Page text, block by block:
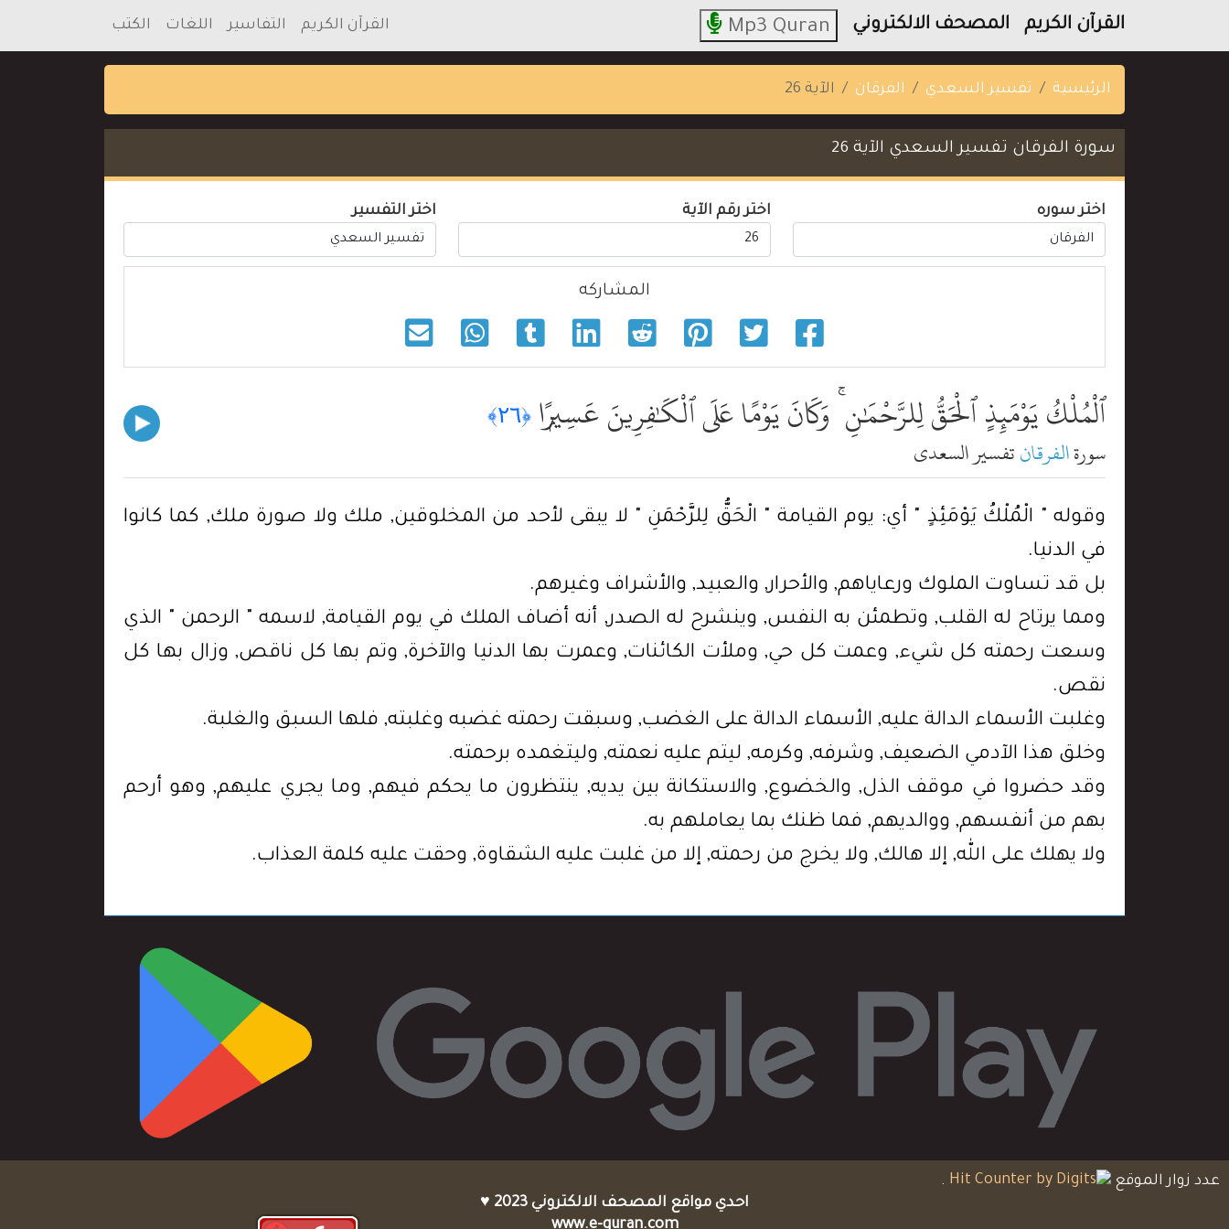
القرآن الكريم المصحف الالكتروني Mp3 Quran القرآن الكريم التفاسير اللغات الكتب
الرئيسية تفسير السعدي الفرقان الآية 26
سورة الفرقان تفسير السعدي الآية 26
اختر سوره اختر رقم الآية اختر التفسير
المشاركه
ٱلْمُلْكُ يَوْمَئِذٍ ٱلْحَقُّ لِلرَّحْمَٰنِ ۚ وَكَانَ يَوْمًا عَلَى ٱلْكَٰفِرِينَ عَسِيرًۭا ﴿٢٦﴾
سورةالفرقانتفسير السعدي
وقوله " الْمُلْكُ يَوْمَئِذٍ " أي: يوم القيامة " الْحَقُّ لِلرَّحْمَنِ " لا يبقى لأحد من المخلوقين, ملك ولا صورة ملك, كما كانوا
في الدنيا.
بل قد تساوت الملوك ورعاياهم, والأحرار, والعبيد, والأشراف وغيرهم.
ومما يرتاح له القلب, وتطمئن به النفس, وينشرح له الصدر, أنه أضاف الملك في يوم القيامة, لاسمه " الرحمن " الذي
وسعت رحمته كل شيء, وعمت كل حي, وملأت الكائنات, وعمرت بها الدنيا والآخرة, وتم بها كل ناقص, وزال بها كل
نقص.
وغلبت الأسماء الدالة عليه, الأسماء الدالة على الغضب, وسبقت رحمته غضبه وغلبته, فلها السبق والغلبة.
وخلق هذا الآدمي الضعيف, وشرفه, وكرمه, ليتم عليه نعمته, وليتغمده برحمته.
وقد حضروا في موقف الذل, والخضوع, والاستكانة بين يديه, ينتظرون ما يحكم فيهم, وما يجري عليهم, وهو أرحم
بهم من أنفسهم, ووالديهم, فما ظنك بما يعاملهم به.
ولا يهلك على الله, إلا هالك, ولا يخرج من رحمته, إلا من غلبت عليه الشقاوة, وحقت عليه كلمة العذاب.
عدد زوار الموقع
.
احدي مواقع المصحف الالكتروني 2023 ♥